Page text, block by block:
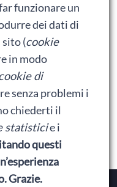
funzionare un
dei dati di
sito (cookie
in modo
di
senza problemi i
chiederti il
statisticie i
questi
Grazie.